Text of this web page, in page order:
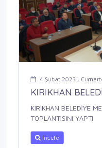
4 Şubat 2023 ,
KIRIKHAN
KIRIKHAN BELEDİYE
TOPLANTISINI YAPTI
İncele